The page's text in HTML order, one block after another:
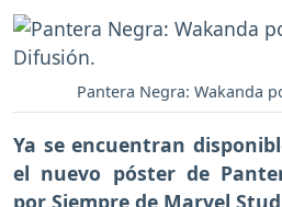
Pantera Negra: Wakanda
Ya se encuentran
el nuevo póster de
por Siempre de Marvel